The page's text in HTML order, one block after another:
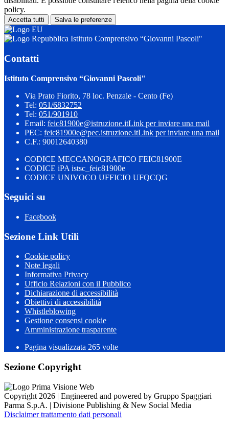
policy.
Accetta tutti Salva le preferenze
Istituto Comprensivo “Giovanni Pascoli"
Contatti
Istituto Comprensivo “Giovanni Pascoli"
Via Prato Fiorito, 78 loc. Penzale - Cento (Fe)
Tel: 051/6832752
Tel: 051/901910
Email: feic81900e@istruzione.itLink per inviare una mail
PEC: feic81900e@pec.istruzione.itLink per inviare una mail
C.F.: 90012640380
CODICE MECCANOGRAFICO FEIC81900E
CODICE iPA istsc_feic81900e
CODICE UNIVOCO UFFICIO UFQCQG
Seguici su
Facebook
Sezione Link Utili
Cookie policy
Note legali
Informativa Privacy
Ufficio Relazioni con il Pubblico
Dichiarazione di accessibilità
Obiettivi di accessibilità
Whistleblowing
Gestione consensi cookie
Amministrazione trasparente
Pagina visualizzata 265 volte
Sezione Copyright
Copyright 2026 | Engineered and powered by Gruppo Spaggiari
Parma S.p.A. | Divisione Publishing & New Social Media
Disclaimer trattamento dati personali